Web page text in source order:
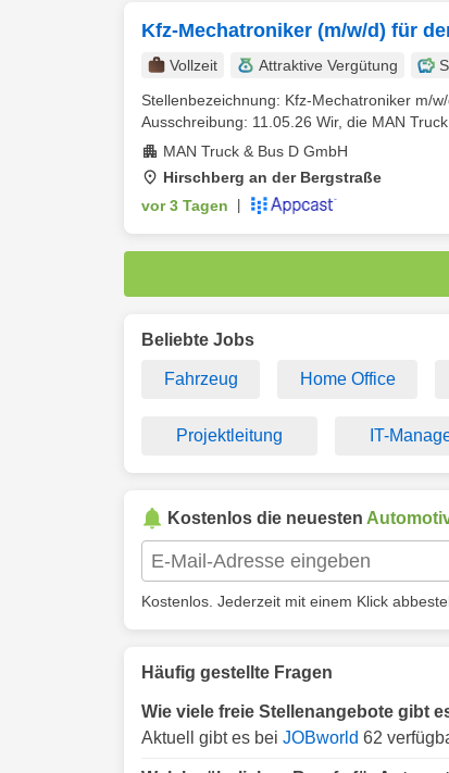
Kfz-Mechatroniker (m/w/d) für
Vollzeit Attraktive Vergütung
Stellenbezeichnung: Kfz-Mechatroniker m/
Ausschreibung: 11.05.26 Wir, die MAN
MAN Truck & Bus D GmbH
Hirschberg an der Bergstraße
vor 3 Tagen
Beliebte Jobs
Fahrzeug Home Office
Projektleitung IT-
Kostenlos die neuesten
Kostenlos. Jederzeit mit einem Klick
Häufig gestellte Fragen
Wie viele freie Stellenangebote gibt
Aktuell gibt es bei JOBworld 62